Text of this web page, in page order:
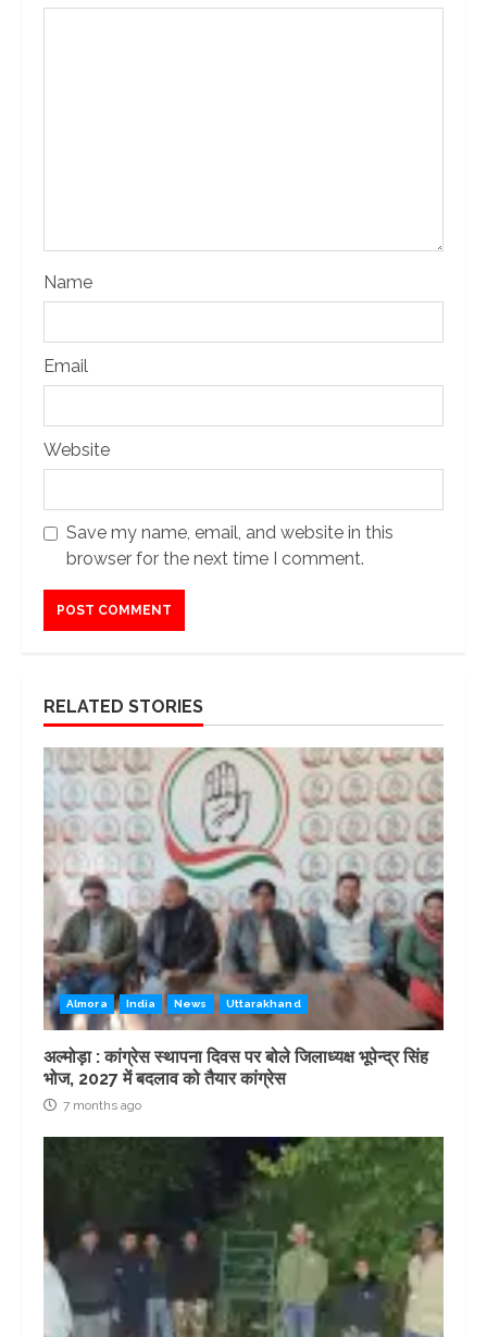
Name
Email
Website
Save my name, email, and website in this
browser for the next time I comment.
RELATED STORIES
Almora India News Uttarakhand
अल्मोड़ा : कांग्रेस स्थापना दिवस पर बोले जिलाध्यक्ष भूपेन्द्र सिंह
भोज, 2027 में बदलाव को तैयार कांग्रेस
7 months ago